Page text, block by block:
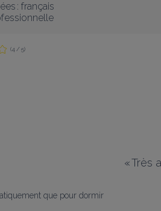
: français
(4 / 5)
«Très
que pour dormir